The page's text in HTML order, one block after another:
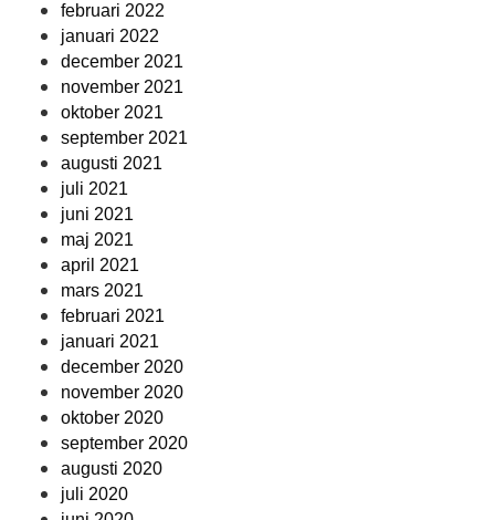
februari 2022
januari 2022
december 2021
november 2021
oktober 2021
september 2021
augusti 2021
juli 2021
juni 2021
maj 2021
april 2021
mars 2021
februari 2021
januari 2021
december 2020
november 2020
oktober 2020
september 2020
augusti 2020
juli 2020